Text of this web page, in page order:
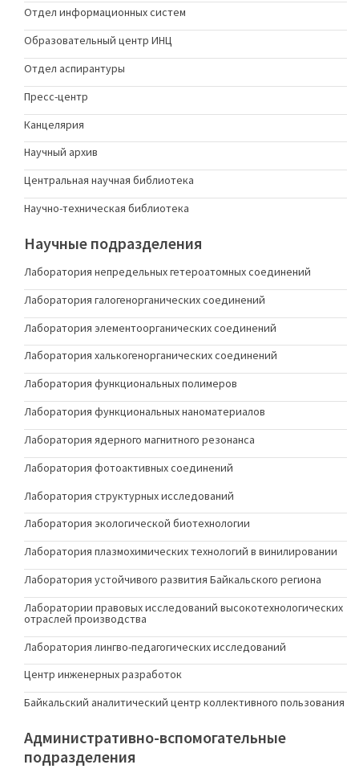
Отдел информационных систем
Образовательный центр ИНЦ
Отдел аспирантуры
Пресс-центр
Канцелярия
Научный архив
Центральная научная библиотека
Научно-техническая библиотека
Научные подразделения
Лаборатория непредельных гетероатомных соединений
Лаборатория галогенорганических соединений
Лаборатория элементоорганических соединений
Лаборатория халькогенорганических соединений
Лаборатория функциональных полимеров
Лаборатория функциональных наноматериалов
Лаборатория ядерного магнитного резонанса
Лаборатория фотоактивных соединений
Лаборатория структурных исследований
Лаборатория экологической биотехнологии
Лаборатория плазмохимических технологий в винилировании
Лаборатория устойчивого развития Байкальского региона
Лаборатории правовых исследований высокотехнологических
отраслей производства
Лаборатория лингво-педагогических исследований
Центр инженерных разработок
Байкальский аналитический центр коллективного пользования
Административно-вспомогательные
подразделения